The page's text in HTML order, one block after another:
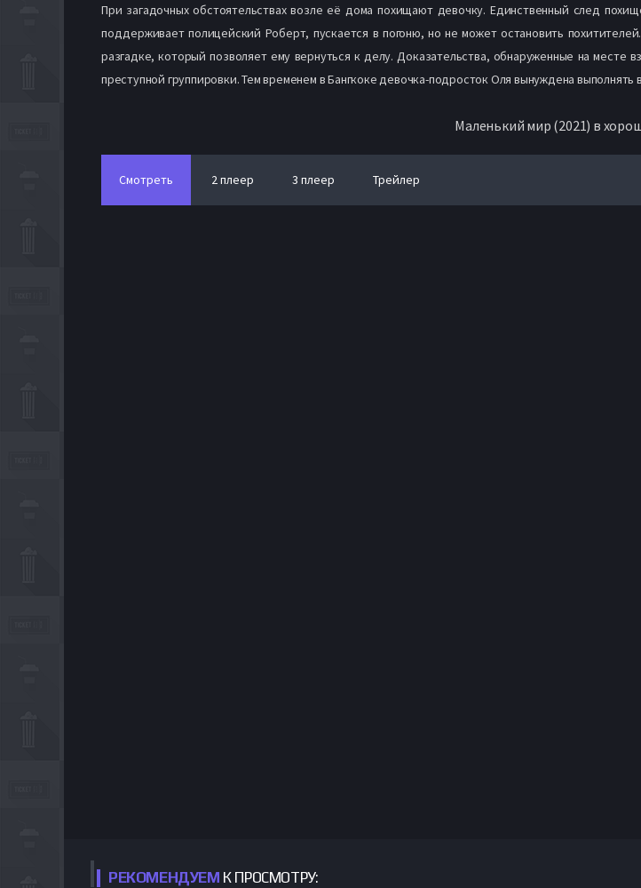
При загадочных обстоятельствах возле её дома похищают девочку. Единственный след
поддерживает полицейский Роберт, пускается в погоню, но не может остановить
разгадке, который позволяет ему вернуться к делу. Доказательства, обнаруженные на
преступной группировки. Тем временем в Бангкоке девочка-подросток Оля вынуждена выполнять
Маленький мир (2021) в
Смотреть 2 плеер 3 плеер Трейлер
РЕКОМЕНДУЕМ К ПРОСМОТРУ: